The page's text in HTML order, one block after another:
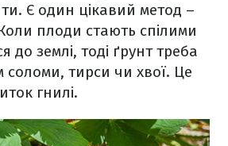
Є один цікавий метод –
плоди стають спілими
до землі, тоді ґрунт треба
тирси чи хвої. Це
гнилі.